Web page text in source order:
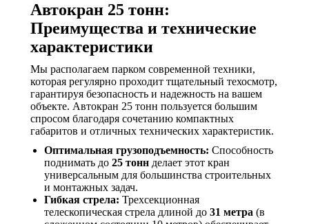
Автокран 25 тонн:
Преимущества и технические
характеристики
Мы располагаем парком современной техники,
которая регулярно проходит тщательный техосмотр,
гарантируя безопасность и надежность на вашем
объекте. Автокран 25 тонн пользуется большим
спросом благодаря сочетанию компактных
габаритов и отличных технических характеристик.
Оптимальная грузоподъемность: Способность
поднимать до 25 тонн делает этот кран
универсальным для большинства строительных
и монтажных задач.
Гибкая стрела: Трехсекционная
телескопическая стрела длиной до 31 метра (в